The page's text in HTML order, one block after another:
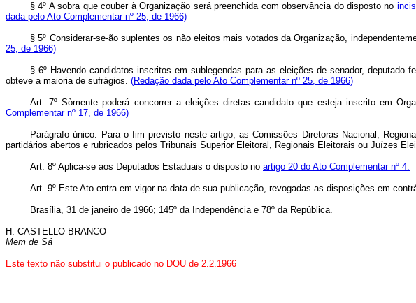
§ 4º A sobra que couber à Organização será preenchida com observância do disposto no
dada pelo Ato Complementar nº 25, de 1966)
§ 5º Considerar‑se‑ão suplentes os não eleitos mais votados da Organização,
25, de 1966)
§ 6º Havendo candidatos inscritos em sublegendas para as eleições de senador,
obteve a maioria de sufrágios. (Redação dada pelo Ato Complementar nº 25, de 1966)
Art. 7º Sòmente poderá concorrer a eleições diretas candidato que esteja inscrito em
Complementar nº 17, de 1966)
Parágrafo único. Para o fim previsto neste artigo, as Comissões Diretoras Nacional,
partidários abertos e rubricados pelos Tribunais Superior Eleitoral, Regionais Eleitorais ou Juízes
Art. 8º Aplica-se aos Deputados Estaduais o disposto no artigo 20 do Ato Complementar nº 4.
Art. 9º Este Ato entra em vigor na data de sua publicação, revogadas as disposições em
Brasília, 31 de janeiro de 1966; 145º da Independência e 78º da República.
H. CASTELLO BRANCO
Mem de Sá
Este texto não substitui o publicado no DOU de 2.2.1966